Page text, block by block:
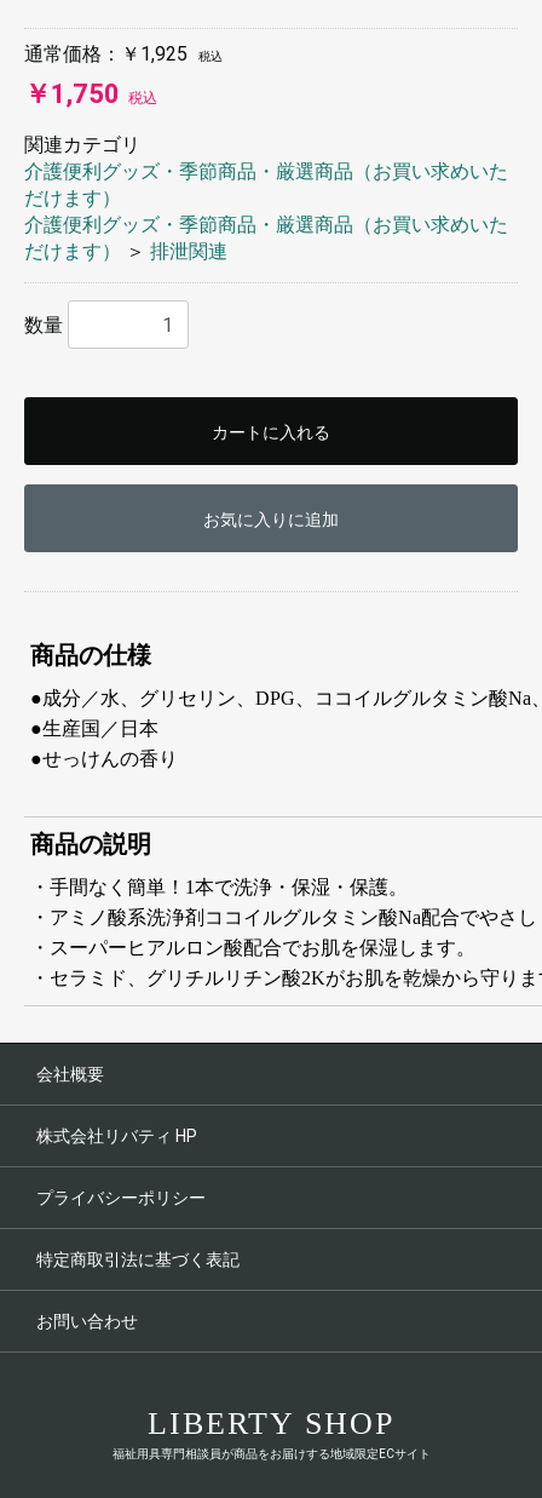
通常価格：￥1,925 税込
￥1,750 税込
関連カテゴリ
介護便利グッズ・季節商品・厳選商品（お買い求めいた
だけます）
介護便利グッズ・季節商品・厳選商品（お買い求めいた
だけます）
＞ 排泄関連
数量
カートに入れる
お買い物を続ける カートへ進む
お気に入りに追加
商品の仕様
●成分／水、グリセリン、DPG、ココイルグルタミン酸Na
●生産国／日本
●せっけんの香り
商品の説明
・手間なく簡単！1本で洗浄・保湿・保護。
・アミノ酸系洗浄剤ココイルグルタミン酸Na配合でやさ
・スーパーヒアルロン酸配合でお肌を保湿します。
・セラミド、グリチルリチン酸2Kがお肌を乾燥から守り
LIBERTY SHOP
福祉用具専門相談員が商品をお届けする地域限定ECサイト
会社概要
株式会社リバティ HP
プライバシーポリシー
特定商取引法に基づく表記
お問い合わせ